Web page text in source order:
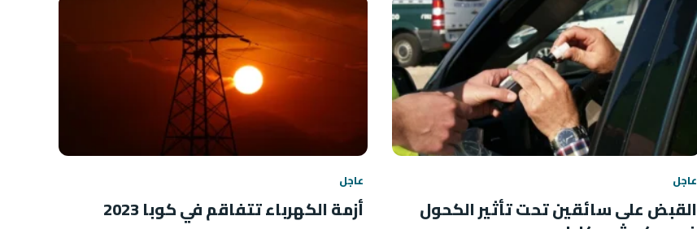
عاجل
القبض على سائقين تحت تأثير الكحول
عاجل
أزمة الكهرباء تتفاقم في كوبا 2023